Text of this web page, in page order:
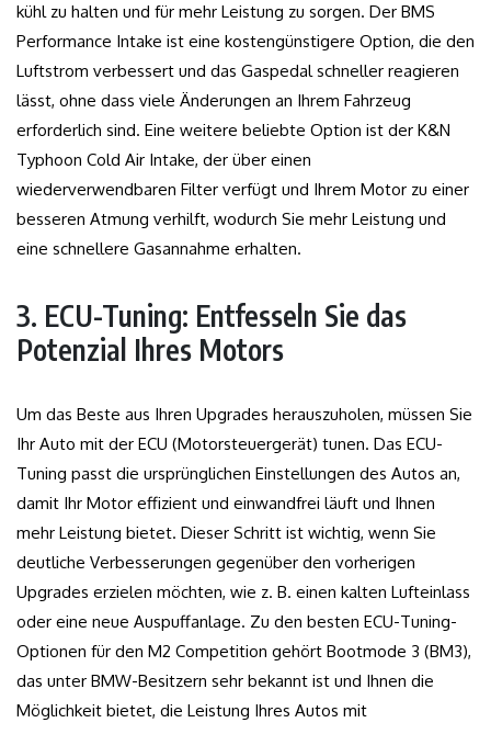
kühl zu halten und für mehr Leistung zu sorgen. Der BMS
Performance Intake ist eine kostengünstigere Option, die den
Luftstrom verbessert und das Gaspedal schneller reagieren
lässt, ohne dass viele Änderungen an Ihrem Fahrzeug
erforderlich sind. Eine weitere beliebte Option ist der K&N
Typhoon Cold Air Intake, der über einen
wiederverwendbaren Filter verfügt und Ihrem Motor zu einer
besseren Atmung verhilft, wodurch Sie mehr Leistung und
eine schnellere Gasannahme erhalten.
3. ECU-Tuning: Entfesseln Sie das
Potenzial Ihres Motors
Um das Beste aus Ihren Upgrades herauszuholen, müssen Sie
Ihr Auto mit der ECU (Motorsteuergerät) tunen. Das ECU-
Tuning passt die ursprünglichen Einstellungen des Autos an,
damit Ihr Motor effizient und einwandfrei läuft und Ihnen
mehr Leistung bietet. Dieser Schritt ist wichtig, wenn Sie
deutliche Verbesserungen gegenüber den vorherigen
Upgrades erzielen möchten, wie z. B. einen kalten Lufteinlass
oder eine neue Auspuffanlage. Zu den besten ECU-Tuning-
Optionen für den M2 Competition gehört Bootmode 3 (BM3),
das unter BMW-Besitzern sehr bekannt ist und Ihnen die
Möglichkeit bietet, die Leistung Ihres Autos mit